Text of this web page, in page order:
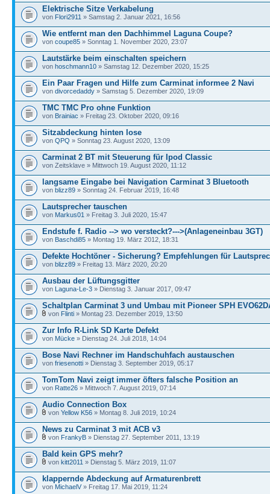
Elektrische Sitze Verkabelung
von Flori2911 » Samstag 2. Januar 2021, 16:56
Wie entfernt man den Dachhimmel Laguna Coupe?
von coupe85 » Sonntag 1. November 2020, 23:07
Lautstärke beim einschalten speichern
von hoschmann10 » Samstag 12. Dezember 2020, 15:25
Ein Paar Fragen und Hilfe zum Carminat informee 2 Navi
von divorcedaddy » Samstag 5. Dezember 2020, 19:09
TMC TMC Pro ohne Funktion
von Brainiac » Freitag 23. Oktober 2020, 09:16
Sitzabdeckung hinten lose
von QPQ » Sonntag 23. August 2020, 13:09
Carminat 2 BT mit Steuerung für Ipod Classic
von Zeitsklave » Mittwoch 19. August 2020, 11:12
langsame Eingabe bei Navigation Carminat 3 Bluetooth
von blizz89 » Sonntag 24. Februar 2019, 16:48
Lautsprecher tauschen
von Markus01 » Freitag 3. Juli 2020, 15:47
Endstufe f. Radio --> wo versteckt?--->(Anlageneinbau 3GT)
von Baschdi85 » Montag 19. März 2012, 18:31
Defekte Hochtöner - Sicherung? Empfehlungen für
von blizz89 » Freitag 13. März 2020, 20:20
Ausbau der Lüftungsgitter
von Laguna-Le-3 » Dienstag 3. Januar 2017, 09:47
Schaltplan Carminat 3 und Umbau mit Pioneer SPH
von Flinti » Montag 23. Dezember 2019, 13:50
Zur Info R-Link SD Karte Defekt
von Mücke » Dienstag 24. Juli 2018, 14:04
Bose Navi Rechner im Handschuhfach austauschen
von friesenotti » Dienstag 3. September 2019, 05:17
TomTom Navi zeigt immer öfters falsche Position an
von Ratte26 » Mittwoch 7. August 2019, 07:14
Audio Connection Box
von Yellow K56 » Montag 8. Juli 2019, 10:24
News zu Carminat 3 mit ACB v3
von FrankyB » Dienstag 27. September 2011, 13:19
Bald kein GPS mehr?
von kitt2011 » Dienstag 5. März 2019, 11:07
klappernde Abdeckung auf Armaturenbrett
von MichaelV » Freitag 17. Mai 2019, 11:24